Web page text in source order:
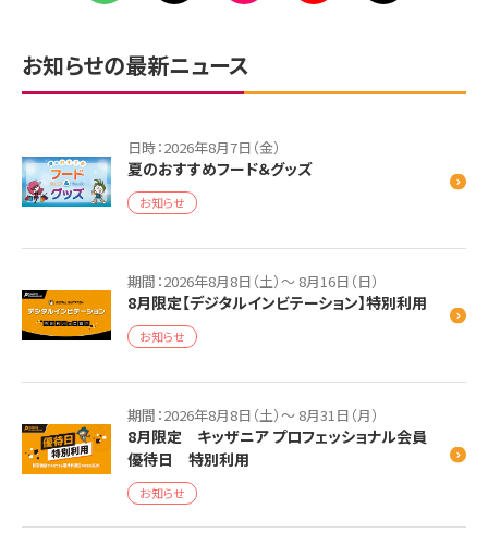
お知らせの最新ニュース
日時：2026年8月7日（金）
夏のおすすめフード＆グッズ
お知らせ
期間：2026年8月8日（土）～ 8月16日（日）
8月限定【デジタルインビテーション】特別利用
お知らせ
期間：2026年8月8日（土）～ 8月31日（月）
8月限定 キッザニア プロフェッショナル会員
優待日 特別利用
お知らせ